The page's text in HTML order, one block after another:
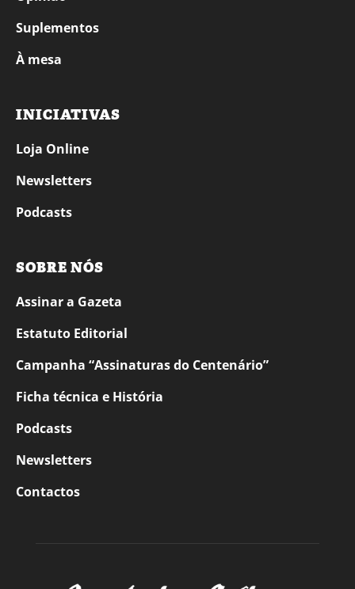
Suplementos
À mesa
INICIATIVAS
Loja Online
Newsletters
Podcasts
SOBRE NÓS
Assinar a Gazeta
Estatuto Editorial
Campanha “Assinaturas do Centenário”
Ficha técnica e História
Podcasts
Newsletters
Contactos